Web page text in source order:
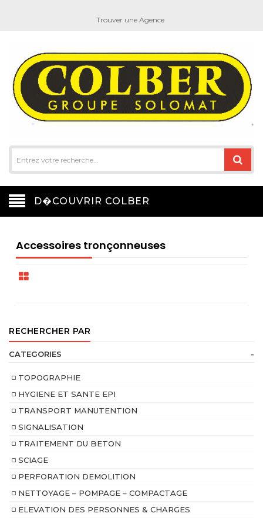
Trouver une Agence
D�COUVRIR COLBER
Accessoires tronçonneuses
RECHERCHER PAR
CATEGORIES -
TOPOGRAPHIE
HYGIENE ET SANTE EPI
TRANSPORT MANUTENTION
SIGNALISATION
TRAITEMENT DU BETON
SCIAGE
PERFORATION DEMOLITION
NETTOYAGE – POMPAGE – COMPACTAGE
ELEVATION DES PERSONNES & CHARGES